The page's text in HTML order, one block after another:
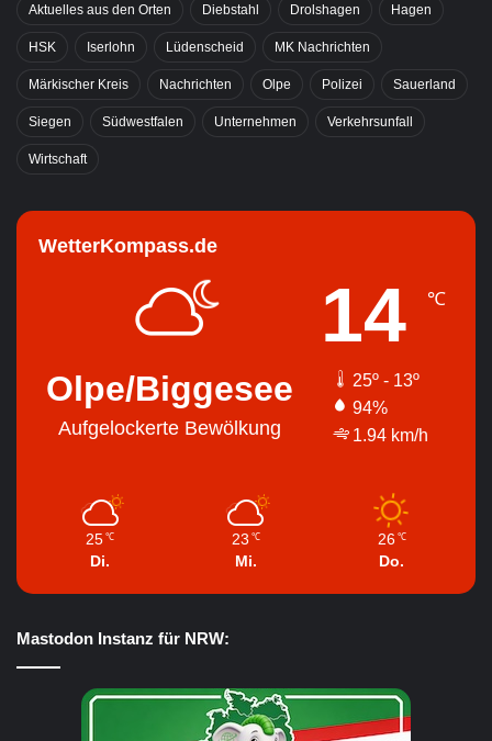
Aktuelles aus den Orten Diebstahl Drolshagen Hagen
HSK Iserlohn Lüdenscheid MK Nachrichten
Märkischer Kreis Nachrichten Olpe Polizei Sauerland
Siegen Südwestfalen Unternehmen Verkehrsunfall
Wirtschaft
WetterKompass.de
Olpe/Biggesee
Aufgelockerte Bewölkung
14 ℃
25º - 13º
94%
1.94 km/h
25 ℃
Di.
23 ℃
Mi.
26 ℃
Do.
Mastodon Instanz für NRW: